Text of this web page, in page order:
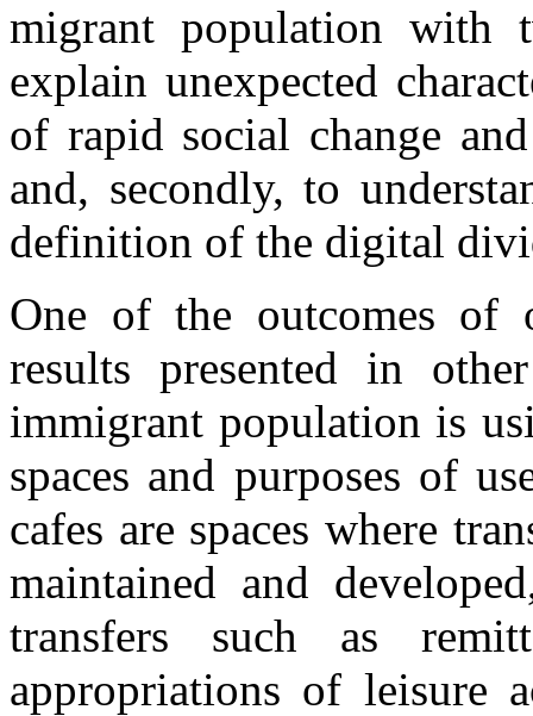
migrant population
explain unexpected
of rapid social change
and, secondly, to
definition of the digital
One of the outcomes of
results presented in
immigrant population is
spaces and purposes of
cafes are spaces where
maintained and
transfers such as
appropriations of leisure